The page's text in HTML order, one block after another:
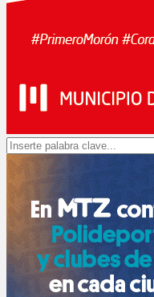
Search
for: